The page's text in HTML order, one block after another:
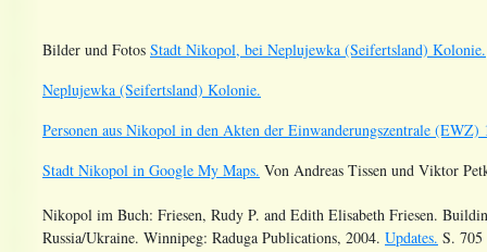
Bilder und Fotos Stadt Nikopol, bei Neplujewka (Seifertsland) Kolonie.
Neplujewka (Seifertsland) Kolonie.
Personen aus Nikopol in den Akten der Einwanderungszentrale (EWZ)
Stadt Nikopol in Google My Maps. Von Andreas Tissen und Viktor
Nikopol im Buch: Friesen, Rudy P. and Edith Elisabeth Friesen.
Russia/Ukraine. Winnipeg: Raduga Publications, 2004. Updates. S. 705